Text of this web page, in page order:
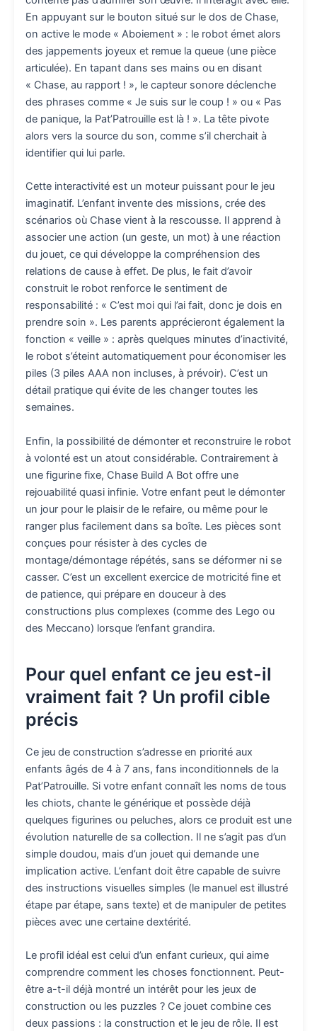
En appuyant sur le bouton situé sur le dos de Chase,
on active le mode « Aboiement » : le robot émet alors
des jappements joyeux et remue la queue (une pièce
articulée). En tapant dans ses mains ou en disant
« Chase, au rapport ! », le capteur sonore déclenche
des phrases comme « Je suis sur le coup ! » ou « Pas
de panique, la Pat’Patrouille est là ! ». La tête pivote
alors vers la source du son, comme s’il cherchait à
identifier qui lui parle.
Cette interactivité est un moteur puissant pour le jeu
imaginatif. L’enfant invente des missions, crée des
scénarios où Chase vient à la rescousse. Il apprend à
associer une action (un geste, un mot) à une réaction
du jouet, ce qui développe la compréhension des
relations de cause à effet. De plus, le fait d’avoir
construit le robot renforce le sentiment de
responsabilité : « C’est moi qui l’ai fait, donc je dois en
prendre soin ». Les parents apprécieront également la
fonction « veille » : après quelques minutes d’inactivité,
le robot s’éteint automatiquement pour économiser les
piles (3 piles AAA non incluses, à prévoir). C’est un
détail pratique qui évite de les changer toutes les
semaines.
Enfin, la possibilité de démonter et reconstruire le robot
à volonté est un atout considérable. Contrairement à
une figurine fixe, Chase Build A Bot offre une
rejouabilité quasi infinie. Votre enfant peut le démonter
un jour pour le plaisir de le refaire, ou même pour le
ranger plus facilement dans sa boîte. Les pièces sont
conçues pour résister à des cycles de
montage/démontage répétés, sans se déformer ni se
casser. C’est un excellent exercice de motricité fine et
de patience, qui prépare en douceur à des
constructions plus complexes (comme des Lego ou
des Meccano) lorsque l’enfant grandira.
Pour quel enfant ce jeu est-il
vraiment fait ? Un profil cible
précis
Ce jeu de construction s’adresse en priorité aux
enfants âgés de 4 à 7 ans, fans inconditionnels de la
Pat’Patrouille. Si votre enfant connaît les noms de tous
les chiots, chante le générique et possède déjà
quelques figurines ou peluches, alors ce produit est une
évolution naturelle de sa collection. Il ne s’agit pas d’un
simple doudou, mais d’un jouet qui demande une
implication active. L’enfant doit être capable de suivre
des instructions visuelles simples (le manuel est illustré
étape par étape, sans texte) et de manipuler de petites
pièces avec une certaine dextérité.
Le profil idéal est celui d’un enfant curieux, qui aime
comprendre comment les choses fonctionnent. Peut-
être a-t-il déjà montré un intérêt pour les jeux de
construction ou les puzzles ? Ce jouet combine ces
deux passions : la construction et le jeu de rôle. Il est